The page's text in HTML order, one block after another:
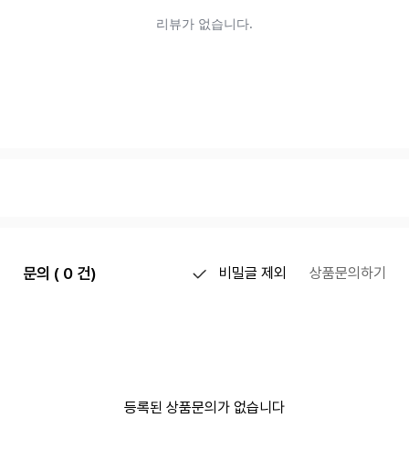
문의 ( 0 건) 비밀글 제외 상품문의하기
등록된 상품문의가 없습니다